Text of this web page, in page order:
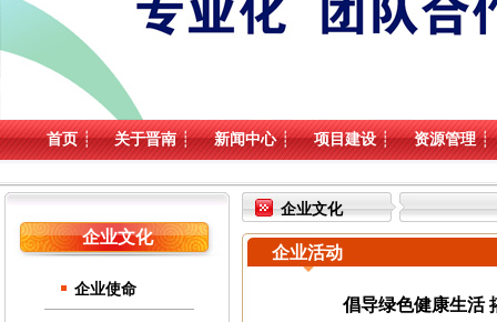
首页 ┊ 关于晋南 ┊ 新闻中心 ┊ 项目建设 ┊ 资源管理 ┊
企业文化
企业使命
企业文化
企业活动
倡导绿色健康生活